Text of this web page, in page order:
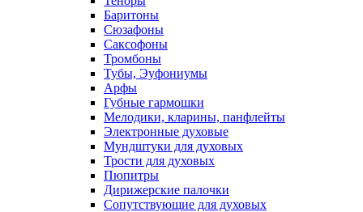
Баритоны
Сюзафоны
Саксофоны
Тромбоны
Тубы, Эуфониумы
Арфы
Губные гармошки
Мелодики, кларины, панфлейты
Электронные духовые
Мундштуки для духовых
Трости для духовых
Пюпитры
Дирижерские палочки
Сопутствующие для духовых